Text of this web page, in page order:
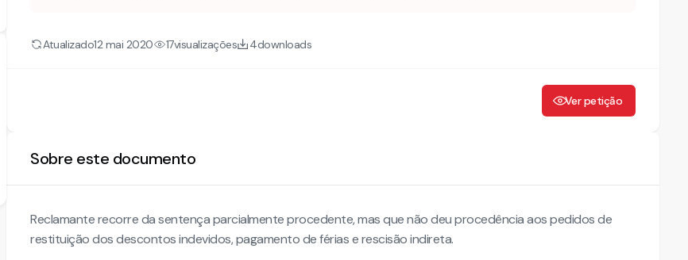
Atualizado12 mai 2020 17visualizações 4downloads
Ver petição
Sobre este documento
Reclamante recorre da sentença parcialmente procedente, mas que não deu procedência aos pedidos de
restituição dos descontos indevidos, pagamento de férias e rescisão indireta.